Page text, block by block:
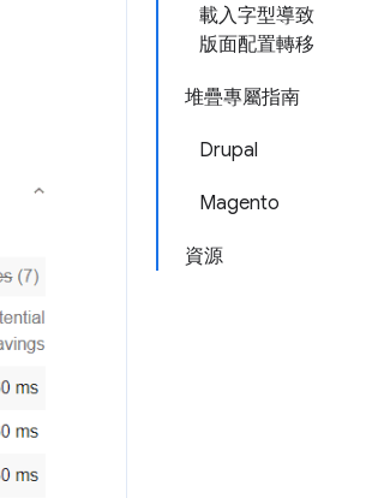
載入字型導致
版面配置轉移
堆疊專屬指南
Drupal
Magento
資源